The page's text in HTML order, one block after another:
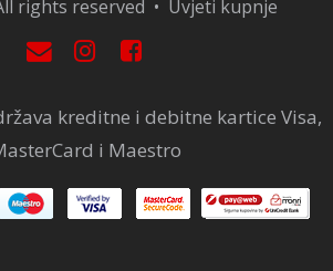
rights reserved • Uvjeti kupnje
kreditne i debitne kartice Visa,
i Maestro